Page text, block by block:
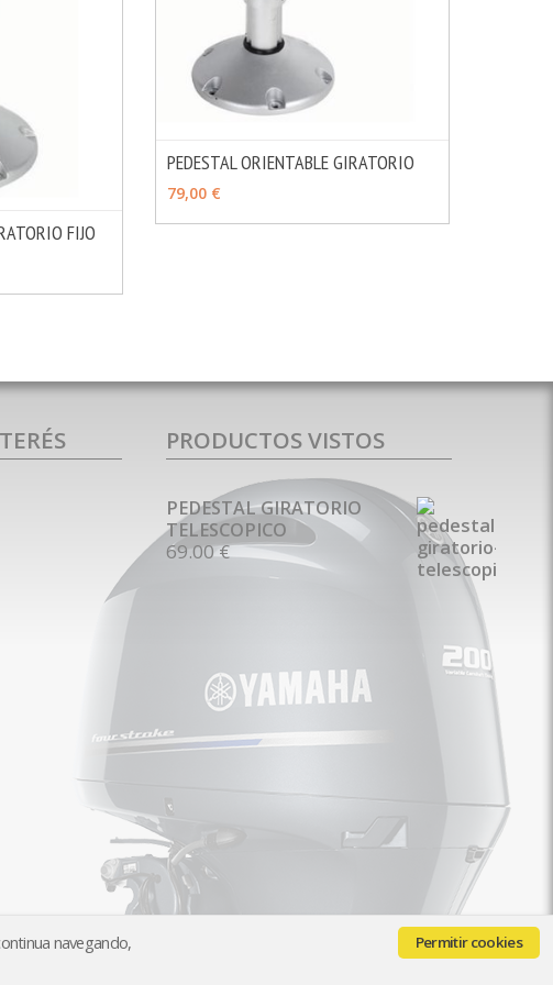
navegando,
Permitir cookies
FIJO
PEDESTAL ORIENTABLE GIRATORIO
79,00 €
PRODUCTOS VISTOS
PEDESTAL GIRATORIO
TELESCOPICO
69.00 €
Quiénes somos Paga con seQura